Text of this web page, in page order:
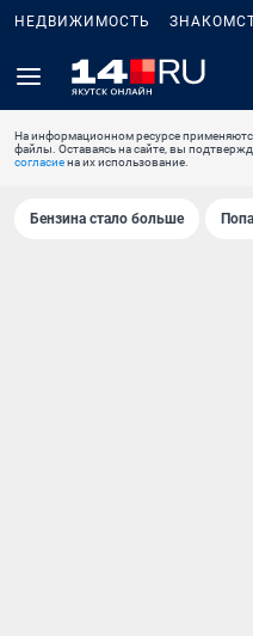
НЕДВИЖИМОСТЬ
На информационном ресурсе
файлы. Оставаясь на сайте, вы
согласиена их использование.
Бензина стало больше